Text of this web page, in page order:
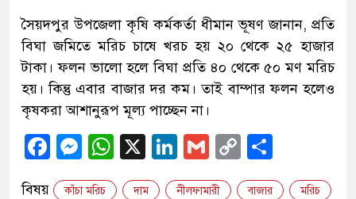
সৈয়দপুর উপজেলা কৃষি কর্মকর্তা ধীমান ভূষণ জানান, প্রতি
বিঘা জমিতে মরিচ চাষে খরচ হয় ২০ থেকে ২৫ হাজার
টাকা। ফলন ভালো হলে বিঘা প্রতি ৪০ থেকে ৫০ মণ মরিচ
হয়। কিন্তু এবার বাজার দর কম। তাই বাম্পার ফলন হলেও
কৃষকরা আশানুরূপ মূল্য পাচ্ছেন না।
Facebook
Messenger
WhatsApp
X LinkedIn
Gmail
Copy
Link
বিষয় কাঁচা মরিচ দাম নীলফামারী বাজার
মরিচ